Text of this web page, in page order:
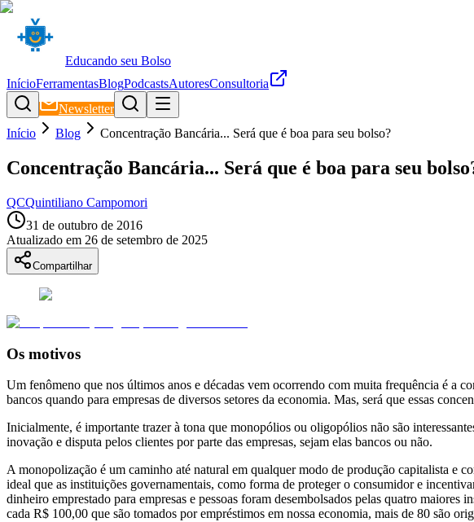
Educando seu Bolso
InícioFerramentasBlogPodcastsAutoresConsultoria
Newsletter
Início
Blog Concentração Bancária... Será que é boa para seu bolso?
Concentração Bancária... Será que é boa para seu
QCQuintiliano Campomori
31 de outubro de 2016
Atualizado em 26 de setembro de 2025
Compartilhar
Os motivos
Um fenômeno que nos últimos anos e décadas vem ocorrendo com muita frequência é a
bancos quando para empresas de diversos setores da economia. Mas, será que essas
Inicialmente, é importante trazer à tona que monopólios ou oligopólios não são
inovação e disputa pelos clientes por parte das empresas, sejam elas bancos ou não.
A monopolização é um caminho até natural em qualquer modo de produção capitalista e
ideal que as instituições governamentais, como forma de proteger o consumidor e
dinheiro emprestado para empresas e pessoas foram desembolsados pelas quatro
cada R$ 100,00 que são tomados por empréstimos em nossa economia, mais de 80 são